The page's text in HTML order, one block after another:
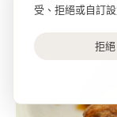
受、拒絕或自訂設
拒絕